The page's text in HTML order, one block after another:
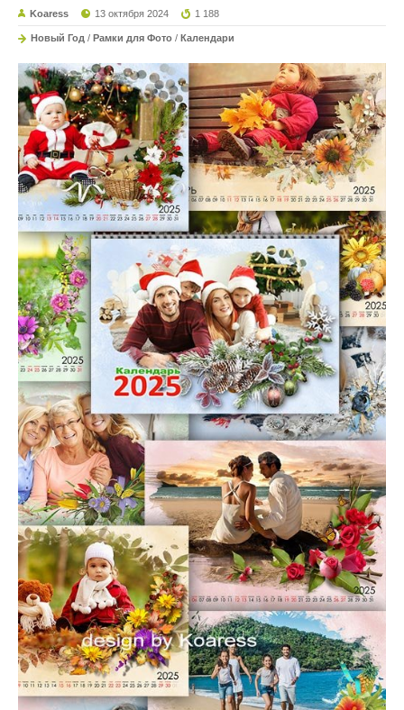
Koaress 13 октября 2024 1 188
Новый Год / Рамки для Фото / Календари